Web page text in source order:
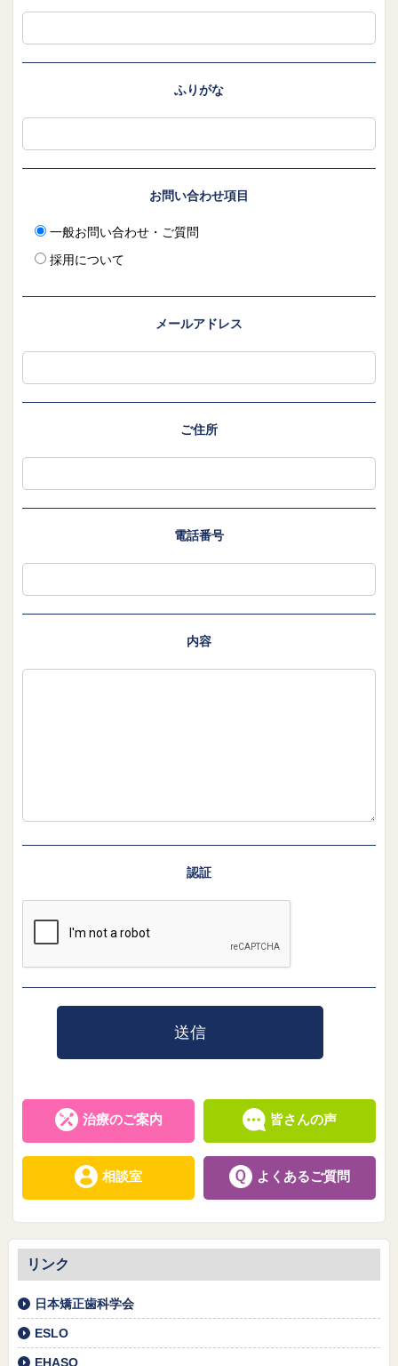
ふりがな
お問い合わせ項目
一般お問い合わせ・ご質問
採用について
メールアドレス
ご住所
電話番号
内容
認証
治療のご案内 皆さんの声
相談室 よくあるご質問
リンク
日本矯正歯科学会
ESLO
EHASO